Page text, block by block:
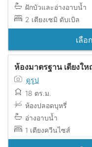
ฝักบัวและอ่างอาบน้ำ
2 เตียงเซมิ ดับเบิล
เลือ
ห้องมาตรฐาน เตียงใ
ดูรูป
18 ตร.ม.
ห้องปลอดบุหรี่
อ่างอาบน้ำ
1 เตียงควีนไซส์